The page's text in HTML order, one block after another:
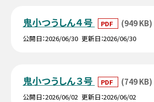
鬼小つうしん４号 PDF (949 KB)
公開日 2026/06/30 更新日 2026/06/30
鬼小つうしん３号 PDF (749 KB)
公開日 2026/06/02 更新日 2026/06/02